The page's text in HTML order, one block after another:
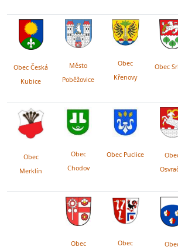
Obec Česká
Kubice
Město
Poběžovice
Obec
Křenovy
Obec
Obec
Merklín
Obec
Chodov
Obec Puclice
Obec
Obec